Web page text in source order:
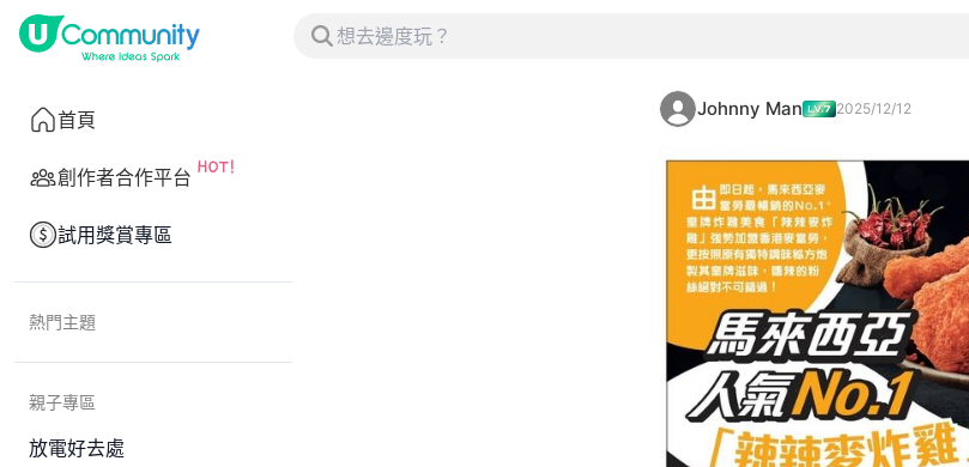
首頁
創作者合作平台
試用獎賞專區
熱門主題
親子專區
放電好去處
Johnny Man 2025/12/12